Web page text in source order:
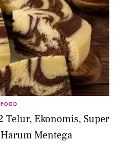
FOOD
Telur, Ekonomis, Super
Mentega